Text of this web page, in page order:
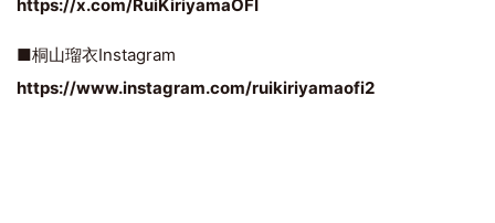
https://x.com/RuiKiriyamaOFI
■桐山瑠衣Instagram
https://www.instagram.com/ruikiriyamaofi2